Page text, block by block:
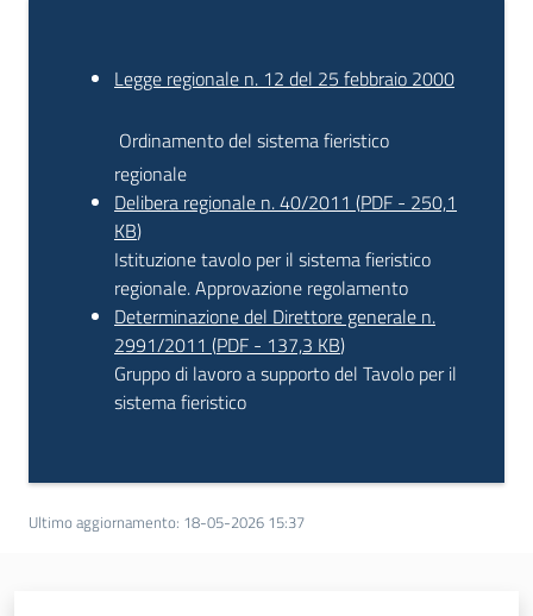
Legge regionale n. 12 del 25 febbraio 2000
Ordinamento del sistema fieristico
regionale
Delibera regionale n. 40/2011 (PDF - 250,1
KB)
Istituzione tavolo per il sistema fieristico
regionale. Approvazione regolamento
Determinazione del Direttore generale n.
2991/2011 (PDF - 137,3 KB)
Gruppo di lavoro a supporto del Tavolo per il
sistema fieristico
Ultimo aggiornamento: 18-05-2026 15:37